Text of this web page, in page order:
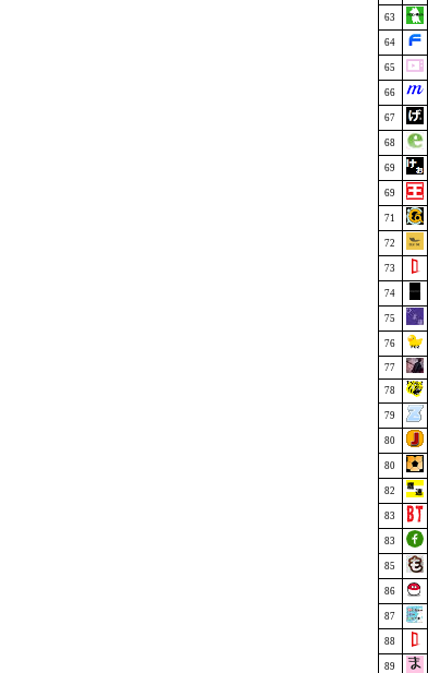
63
64
65
66
67
68
69
69
71
72
73
74
75
76
77
78
79
80
80
82
83
83
85
86
87
88
89